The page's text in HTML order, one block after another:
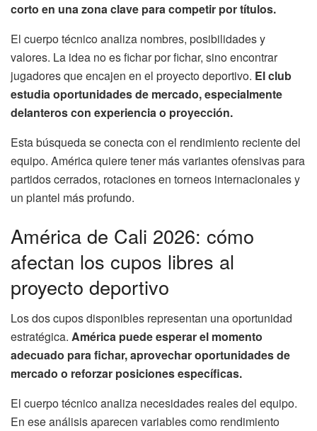
corto en una zona clave para competir por títulos.
El cuerpo técnico analiza nombres, posibilidades y
valores. La idea no es fichar por fichar, sino encontrar
jugadores que encajen en el proyecto deportivo. El club
estudia oportunidades de mercado, especialmente
delanteros con experiencia o proyección.
Esta búsqueda se conecta con el rendimiento reciente del
equipo. América quiere tener más variantes ofensivas para
partidos cerrados, rotaciones en torneos internacionales y
un plantel más profundo.
América de Cali 2026: cómo
afectan los cupos libres al
proyecto deportivo
Los dos cupos disponibles representan una oportunidad
estratégica. América puede esperar el momento
adecuado para fichar, aprovechar oportunidades de
mercado o reforzar posiciones específicas.
El cuerpo técnico analiza necesidades reales del equipo.
En ese análisis aparecen variables como rendimiento